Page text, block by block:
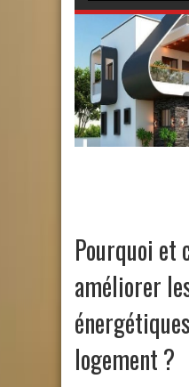
Pourquoi et
améliorer
logement ?